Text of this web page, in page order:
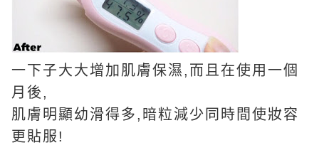
一下子大大增加肌膚保濕,而且在使用一個
月後,
肌膚明顯幼滑得多,暗粒減少同時間使妝容
更貼服!